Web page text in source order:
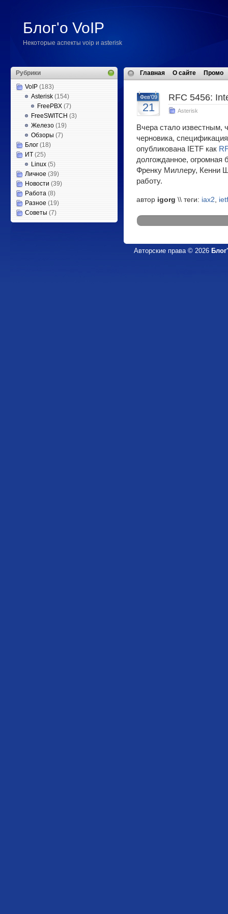
Блог'о VoIP
Некоторые аспекты voip и asterisk
Рубрики
VoIP (183)
Asterisk (154)
FreePBX (7)
FreeSWITCH (3)
Железо (19)
Обзоры (7)
Блог (18)
ИТ (25)
Linux (5)
Личное (39)
Новости (39)
Работа (8)
Разное (19)
Советы (7)
Главная О сайте Промо
Фев'09
21
RFC 5456:
Asterisk
Вчера стало известным,
черновика,
опубликована IETF как
долгожданное, огромная
Френку Миллеру, Кенни
работу.
автор igorg \\ теги: iax2, ietf
Авторские права © 2026